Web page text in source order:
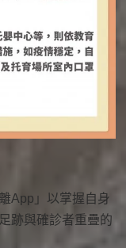
App」以掌握自身
跡與確診者重疊的